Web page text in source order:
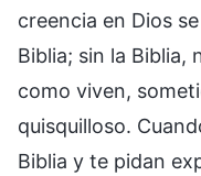
creencia en Dios
Biblia; sin la Biblia,
como viven,
quisquilloso.
Biblia y te pidan